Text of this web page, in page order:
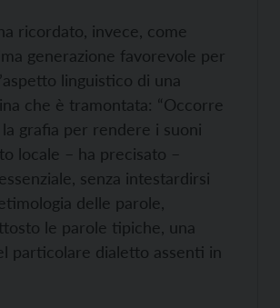
ricordato, invece, come
generazione favorevole per
linguistico di una
che è tramontata: “Occorre
grafia per rendere i suoni
locale – ha precisato –
senza intestardirsi
delle parole,
le parole tipiche, una
particolare dialetto assenti in